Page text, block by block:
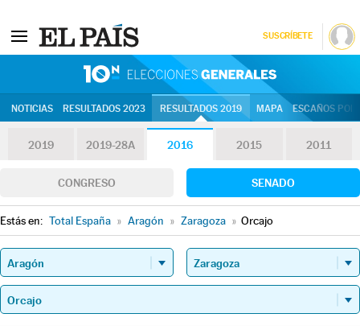
SUSCRÍBETE
NOTICIAS RESULTADOS 2023 RESULTADOS 2019 MAPA ESCAÑOS
2019 2019-28A 2016 2015 2011
CONGRESO SENADO
Estás en: Total España » Aragón » Zaragoza » Orcajo